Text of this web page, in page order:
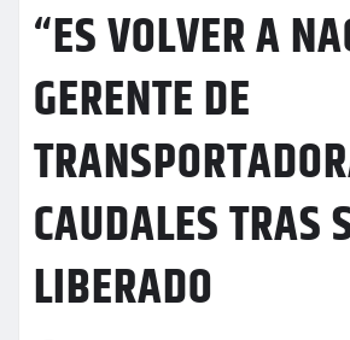
“ES VOLVER A
GERENTE DE
CAUDALES TRAS
LIBERADO